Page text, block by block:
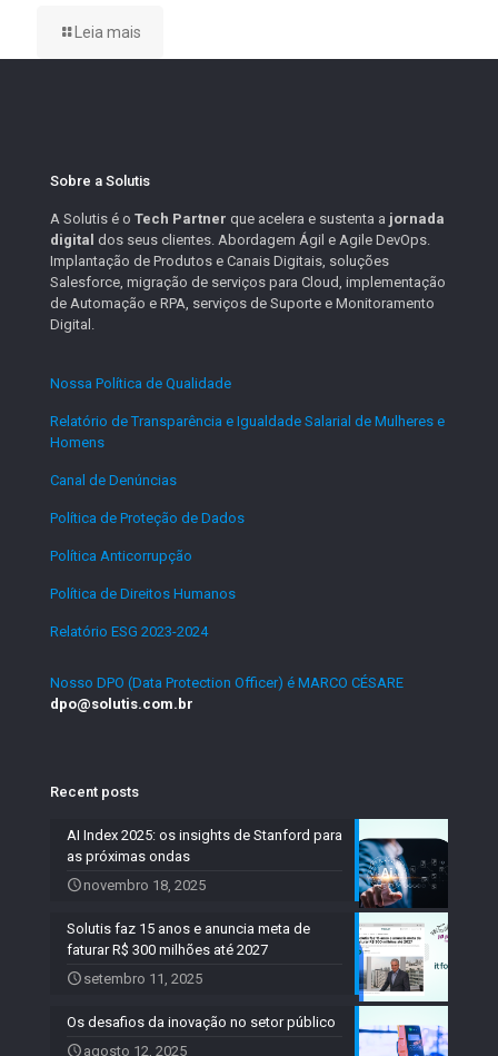
Leia mais
Sobre a Solutis
A Solutis é o Tech Partner que acelera e sustenta a jornada
digital dos seus clientes. Abordagem Ágil e Agile DevOps.
Implantação de Produtos e Canais Digitais, soluções
Salesforce, migração de serviços para Cloud, implementação
de Automação e RPA, serviços de Suporte e Monitoramento
Digital.
Nossa Política de Qualidade
Relatório de Transparência e Igualdade Salarial de Mulheres e
Homens
Canal de Denúncias
Política de Proteção de Dados
Política Anticorrupção
Política de Direitos Humanos
Relatório ESG 2023-2024.
Nosso DPO (Data Protection Officer) é MARCO CÉSARE
dpo@solutis.com.br
Recent posts
AI Index 2025: os insights de Stanford para
as próximas ondas
novembro 18, 2025
Solutis faz 15 anos e anuncia meta de
faturar R$ 300 milhões até 2027
setembro 11, 2025
Os desafios da inovação no setor público
agosto 12, 2025